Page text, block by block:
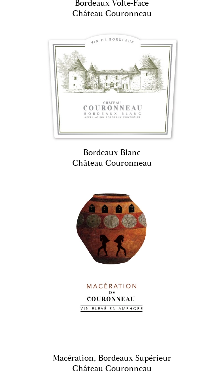
Bordeaux Volte-Face
Château Couronneau
Bordeaux Blanc
Château Couronneau
Macération, Bordeaux Supérieur
Château Couronneau